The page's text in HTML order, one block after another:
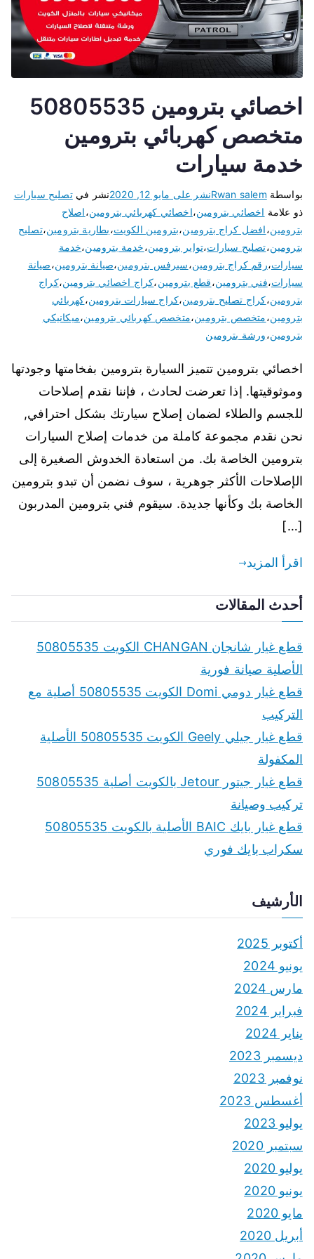
اخصائي بترومين 50805535
متخصص كهربائي بترومين
خدمة سيارات
بواسطة Rwan salemنشر على مايو 12, 2020 نشر فيتصليح سيارات
ذو علامة اخصائي بترومين،اخصائي كهربائي بترومين،اصلاح
بترومين،افضل كراج بترومين،بترومين الكويت،بطارية بترومين،تصليح
بترومين،تصليح سيارات،تواير بترومين،خدمة بترومين،خدمة
سيارات،رقم كراج بترومين،سيرفس بترومين،صيانة بترومين،صيانة
سيارات،فني بترومين،قطع بترومين،كراج اخصائي بترومين،كراج
بترومين،كراج تصليح بترومين،كراج سيارات بترومين،كهربائي
بترومين،متخصص بترومين،متخصص كهربائي بترومين،ميكانيكي
بترومين،ورشة بترومين
اخصائي بترومين تتميز السيارة بترومين بفخامتها وجودتها
وموثوقيتها. إذا تعرضت لحادث ، فإننا نقدم إصلاحات
للجسم والطلاء لضمان إصلاح سيارتك بشكل احترافي,
نحن نقدم مجموعة كاملة من خدمات إصلاح السيارات
بترومين الخاصة بك. من استعادة الخدوش الصغيرة إلى
الإصلاحات الأكثر جوهرية ، سوف نضمن أن تبدو بترومين
الخاصة بك وكأنها جديدة. سيقوم فني بترومين المدربون
[…]
اقرأ المزيد
أحدث المقالات
قطع غيار شانجان CHANGAN الكويت 50805535
الأصلية صيانة فورية
قطع غيار دومي Domi الكويت 50805535 أصلية مع
التركيب
قطع غيار جيلي Geely الكويت 50805535 الأصلية
المكفولة
قطع غيار جيتور Jetour بالكويت أصلية 50805535
تركيب وصيانة
قطع غيار بايك BAIC الأصلية بالكويت 50805535
سكراب بايك فوري
الأرشيف
أكتوبر 2025
يونيو 2024
مارس 2024
فبراير 2024
يناير 2024
ديسمبر 2023
نوفمبر 2023
أغسطس 2023
يوليو 2023
سبتمبر 2020
يوليو 2020
يونيو 2020
مايو 2020
أبريل 2020